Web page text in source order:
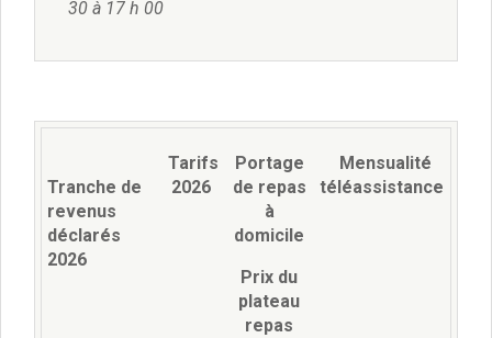
État civil/élections/formalités
Services Techniques
Police Municipale/règlementation
Cimetière/réglementation funéraire
Services en ligne
Licences boissons
Inscriptions sur les listes électorales
Plan Local d’Urbanisme intercommunal
30 à 17 h 00
Tranche de
revenus
déclarés
2026
Tarifs
2026
Portage
de repas
à
domicile
Prix du
plateau
repas
Mensualité
téléassistance